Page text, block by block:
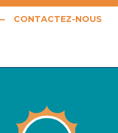
CONTACTEZ-NOUS